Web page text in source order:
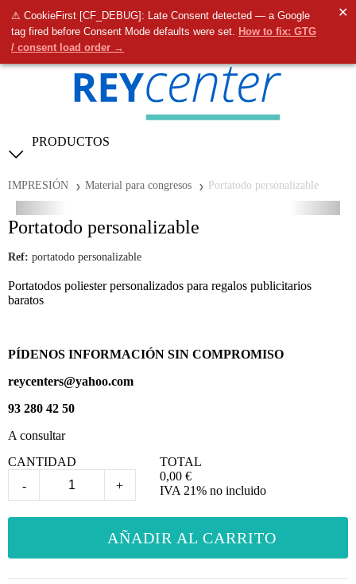
⚠ CookieFirst [CF_DEBUG]: Late Consent detected — a Google
tag fired before Consent Mode defaults were set. How to fix: GTG
/ consent load order →
✕
0
PRODUCTOS
IMPRESIÓN Material para congresos Portatodo personalizable
Portatodo personalizable
Ref: portatodo personalizable
Portatodos poliester personalizados para regalos publicitarios
baratos
PÍDENOS INFORMACIÓN SIN COMPROMISO
reycenters@yahoo.com
93 280 42 50
A consultar
CANTIDAD
-
+
TOTAL
0,00 €
IVA 21% no incluido
AÑADIR AL CARRITO